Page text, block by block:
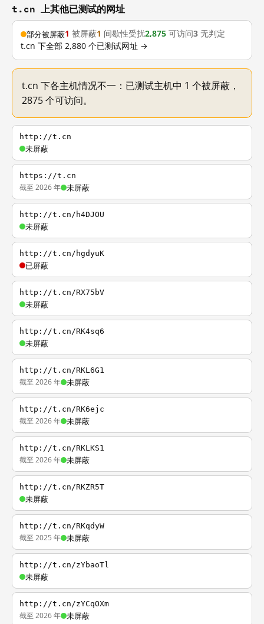
t.cn 上其他已测试的网址
部分被屏蔽1 被屏蔽1 间歇性受扰2,875 可访问3 无判定
t.cn 下全部 2,880 个已测试网址 →
t.cn 下各主机情况不一：已测试主机中 1 个被屏蔽，
2875 个可访问。
http://t.cn
未屏蔽
https://t.cn
截至 2026 年 未屏蔽
http://t.cn/h4DJOU
未屏蔽
http://t.cn/hgdyuK
已屏蔽
http://t.cn/RX75bV
未屏蔽
http://t.cn/RK4sq6
未屏蔽
http://t.cn/RKL6G1
截至 2026 年 未屏蔽
http://t.cn/RK6ejc
截至 2026 年 未屏蔽
http://t.cn/RKLKS1
截至 2026 年 未屏蔽
http://t.cn/RKZR5T
未屏蔽
http://t.cn/RKqdyW
截至 2025 年 未屏蔽
http://t.cn/zYbaoTl
未屏蔽
http://t.cn/zYCqOXm
截至 2026 年 未屏蔽